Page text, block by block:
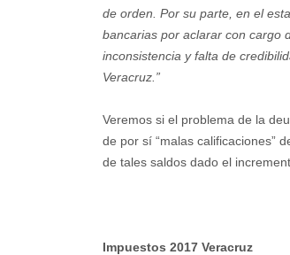
de orden. Por su parte, en el
bancarias por aclarar con cargo
inconsistencia y falta de
Veracruz.”
Veremos si el problema de la
de por sí “malas calificaciones”
de tales saldos dado el
Impuestos 2017 Veracruz